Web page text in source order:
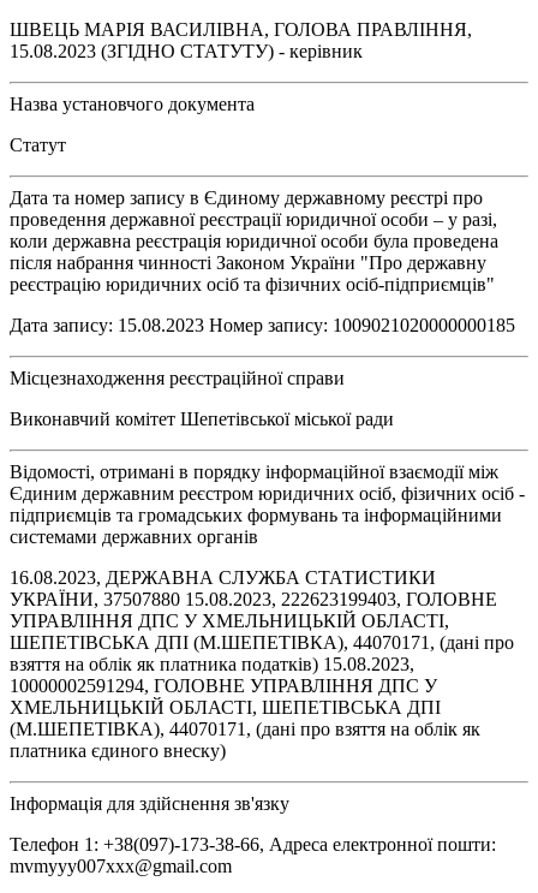
ШВЕЦЬ МАРІЯ ВАСИЛІВНА, ГОЛОВА ПРАВЛІННЯ,
15.08.2023 (ЗГІДНО СТАТУТУ) - керівник
Назва установчого документа
Статут
Дата та номер запису в Єдиному державному реєстрі про
проведення державної реєстрації юридичної особи – у разі,
коли державна реєстрація юридичної особи була проведена
після набрання чинності Законом України "Про державну
реєстрацію юридичних осіб та фізичних осіб-підприємців"
Дата запису: 15.08.2023 Номер запису: 1009021020000000185
Місцезнаходження реєстраційної справи
Виконавчий комітет Шепетівської міської ради
Відомості, отримані в порядку інформаційної взаємодії між
Єдиним державним реєстром юридичних осіб, фізичних осіб -
підприємців та громадських формувань та інформаційними
системами державних органів
16.08.2023, ДЕРЖАВНА СЛУЖБА СТАТИСТИКИ
УКРАЇНИ, 37507880 15.08.2023, 222623199403, ГОЛОВНЕ
УПРАВЛІННЯ ДПС У ХМЕЛЬНИЦЬКІЙ ОБЛАСТІ,
ШЕПЕТІВСЬКА ДПІ (М.ШЕПЕТІВКА), 44070171, (дані про
взяття на облік як платника податків) 15.08.2023,
10000002591294, ГОЛОВНЕ УПРАВЛІННЯ ДПС У
ХМЕЛЬНИЦЬКІЙ ОБЛАСТІ, ШЕПЕТІВСЬКА ДПІ
(М.ШЕПЕТІВКА), 44070171, (дані про взяття на облік як
платника єдиного внеску)
Інформація для здійснення зв'язку
Телефон 1: +38(097)-173-38-66, Адреса електронної пошти:
mvmyyy007xxx@gmail.com